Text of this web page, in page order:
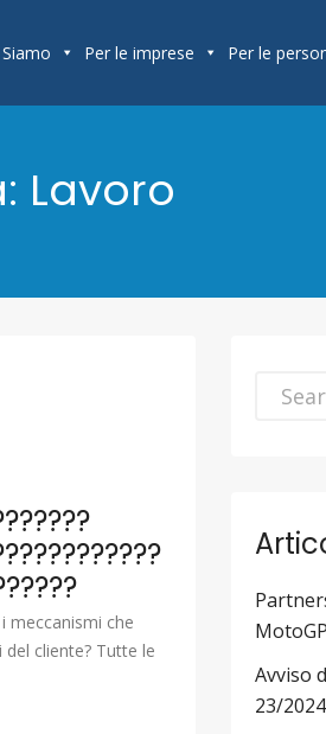
Per le imprese Per le
Lavoro
meccanismi che
cliente? Tutte le
Avviso
23/